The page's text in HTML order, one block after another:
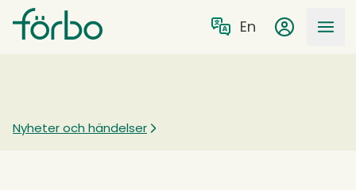
Gå till huvudmeny
Gå till övergripande innehåll
Sök på förbo.se
en
Nyheter och händelser